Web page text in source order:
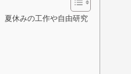
夏休みの工作や自由研究